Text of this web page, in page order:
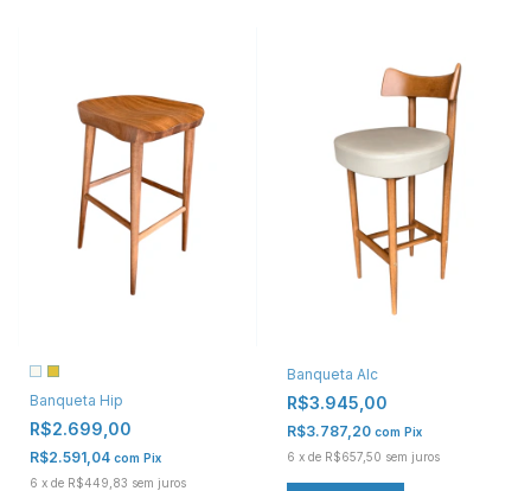
Banqueta Hip
R$2.699,00
R$2.591,04 com Pix
6 x de R$449,83 sem juros
Banqueta Alc
R$3.945,00
R$3.787,20 com Pix
6 x de R$657,50 sem juros